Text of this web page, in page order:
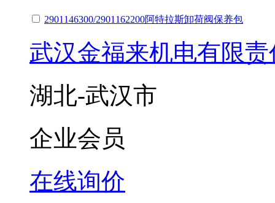
2901146300/2901162200阿特拉斯卸荷阀保养包
武汉金福来机电有限
湖北-武汉市
企业会员
在线询价